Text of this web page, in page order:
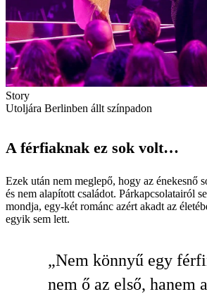
Story
Utoljára Berlinben állt színpadon
A férfiaknak ez sok volt…
Ezek után nem meglepő, hogy az énekesnő
és nem alapított családot. Párkapcsolatairól
mondja, egy-két románc azért akadt az
egyik sem lett.
„Nem könnyű egy
nem ő az első, hanem